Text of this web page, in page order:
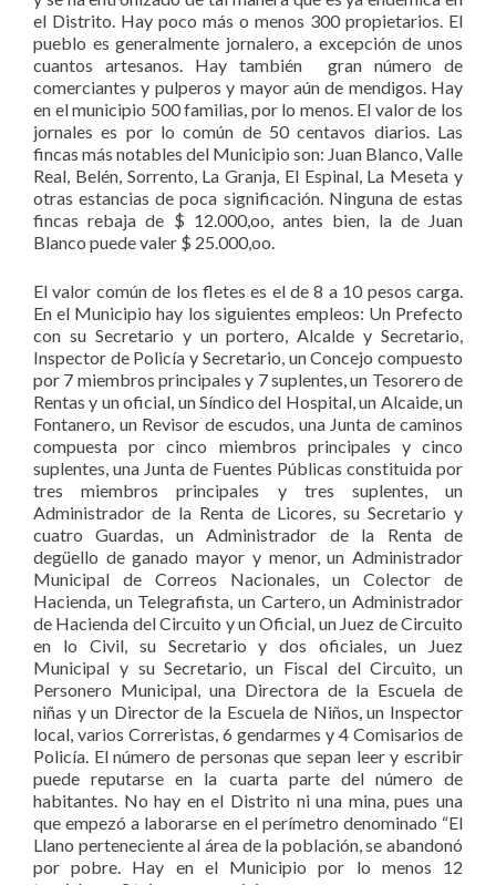
el Distrito. Hay poco más o menos 300 propietarios. El
pueblo es generalmente jornalero, a excepción de unos
cuantos artesanos. Hay también gran número de
comerciantes y pulperos y mayor aún de mendigos. Hay
en el municipio 500 familias, por lo menos. El valor de los
jornales es por lo común de 50 centavos diarios. Las
fincas más notables del Municipio son: Juan Blanco, Valle
Real, Belén, Sorrento, La Granja, El Espinal, La Meseta y
otras estancias de poca significación. Ninguna de estas
fincas rebaja de $ 12.000,oo, antes bien, la de Juan
Blanco puede valer $ 25.000,oo.
El valor común de los fletes es el de 8 a 10 pesos carga.
En el Municipio hay los siguientes empleos: Un Prefecto
con su Secretario y un portero, Alcalde y Secretario,
Inspector de Policía y Secretario, un Concejo compuesto
por 7 miembros principales y 7 suplentes, un Tesorero de
Rentas y un oficial, un Síndico del Hospital, un Alcaide, un
Fontanero, un Revisor de escudos, una Junta de caminos
compuesta por cinco miembros principales y cinco
suplentes, una Junta de Fuentes Públicas constituida por
tres miembros principales y tres suplentes, un
Administrador de la Renta de Licores, su Secretario y
cuatro Guardas, un Administrador de la Renta de
degüello de ganado mayor y menor, un Administrador
Municipal de Correos Nacionales, un Colector de
Hacienda, un Telegrafista, un Cartero, un Administrador
de Hacienda del Circuito y un Oficial, un Juez de Circuito
en lo Civil, su Secretario y dos oficiales, un Juez
Municipal y su Secretario, un Fiscal del Circuito, un
Personero Municipal, una Directora de la Escuela de
niñas y un Director de la Escuela de Niños, un Inspector
local, varios Correristas, 6 gendarmes y 4 Comisarios de
Policía. El número de personas que sepan leer y escribir
puede reputarse en la cuarta parte del número de
habitantes. No hay en el Distrito ni una mina, pues una
que empezó a laborarse en el perímetro denominado “El
Llano perteneciente al área de la población, se abandonó
por pobre. Hay en el Municipio por lo menos 12